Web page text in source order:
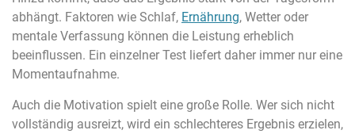
abhängt. Faktoren wie Schlaf, Ernährung, Wetter oder
mentale Verfassung können die Leistung erheblich
beeinflussen. Ein einzelner Test liefert daher immer nur eine
Momentaufnahme.
Auch die Motivation spielt eine große Rolle. Wer sich nicht
vollständig ausreizt, wird ein schlechteres Ergebnis erzielen,